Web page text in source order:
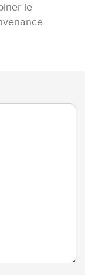
le